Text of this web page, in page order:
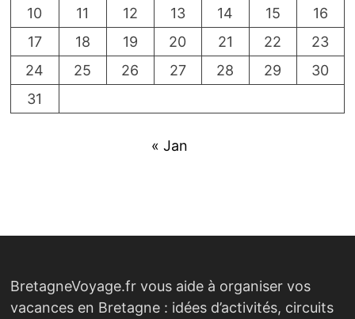
10
11 12 13 14 15
16
17
18 19 20 21 22
23
24
25 26 27 28 29
30
31
« Jan
BretagneVoyage.fr vous aide à organiser vos
vacances en Bretagne : idées d’activités, circuits